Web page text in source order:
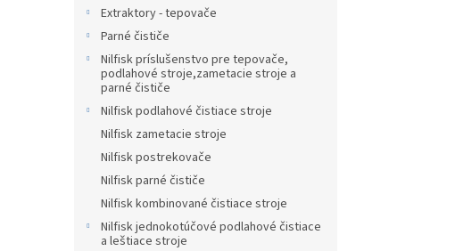
Extraktory - tepovače
Parné čističe
Nilfisk príslušenstvo pre tepovače,
podlahové stroje,zametacie stroje a
parné čističe
Nilfisk podlahové čistiace stroje
Nilfisk zametacie stroje
Nilfisk postrekovače
Nilfisk parné čističe
Nilfisk kombinované čistiace stroje
Nilfisk jednokotúčové podlahové čistiace
a leštiace stroje